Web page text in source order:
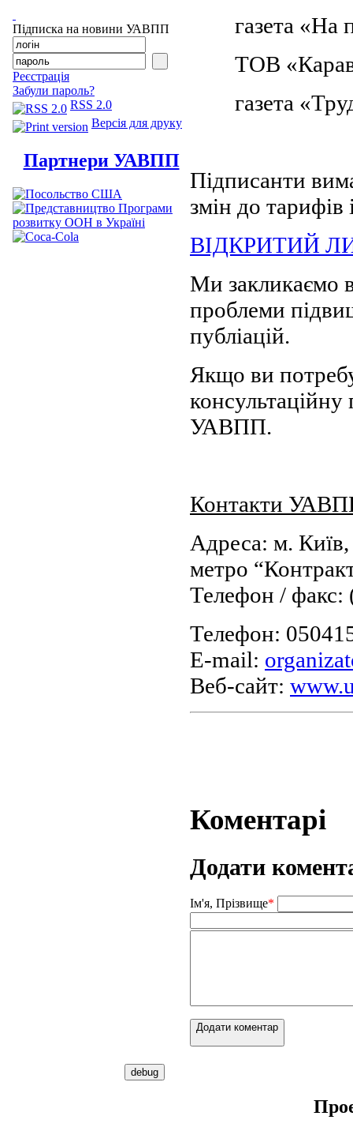
Підписка на новини УАВПП
Реєстрація
Забули пароль?
RSS 2.0
Версія для друку
Партнери УАВПП
газета «На
ТОВ
газета
Підписанти
змін до тарифів
ВІДКРИТИЙ
Ми закликаємо
проблеми
публіацій.
Якщо ви
консультаційну
УАВПП.
Контакти
Адреса: м.
метро
Телефон / факс:
Телефон:
E-mail:
Веб-сайт:
Коментарі
Додати
Ім'я, Прізвище*
Додати коментар